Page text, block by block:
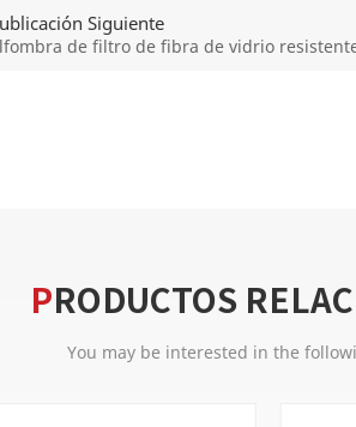
Siguiente
de filtro de fibra de vidrio
PRODUCTOS
You may be interested in the